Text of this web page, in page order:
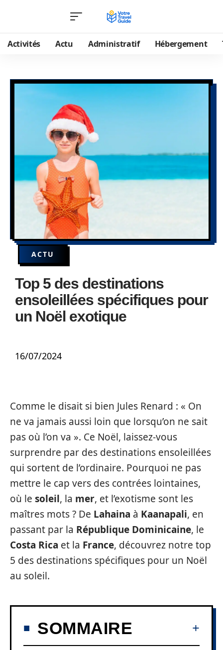
Activités Actu Administratif Hébergement
ACTU
Top 5 des destinations
ensoleillées spécifiques pour
un Noël exotique
16/07/2024
Comme le disait si bien Jules Renard : « On
ne va jamais aussi loin que lorsqu’on ne sait
pas où l’on va ». Ce Noël, laissez-vous
surprendre par des destinations ensoleillées
qui sortent de l’ordinaire. Pourquoi ne pas
mettre le cap vers des contrées lointaines,
où le soleil, la mer, et l’exotisme sont les
maîtres mots ? De Lahaina à Kaanapali, en
passant par la République Dominicaine, le
Costa Rica et la France, découvrez notre top
5 des destinations spécifiques pour un Noël
au soleil.
SOMMAIRE